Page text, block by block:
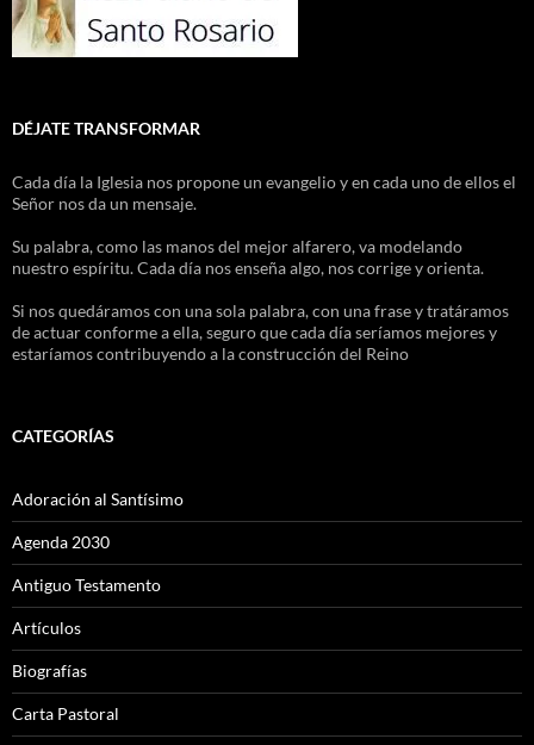
DÉJATE TRANSFORMAR
Cada día la Iglesia nos propone un evangelio y en cada uno de ellos el
Señor nos da un mensaje.
Su palabra, como las manos del mejor alfarero, va modelando
nuestro espíritu. Cada día nos enseña algo, nos corrige y orienta.
Si nos quedáramos con una sola palabra, con una frase y tratáramos
de actuar conforme a ella, seguro que cada día seríamos mejores y
estaríamos contribuyendo a la construcción del Reino
CATEGORÍAS
Adoración al Santísimo
Agenda 2030
Antiguo Testamento
Artículos
Biografías
Carta Pastoral